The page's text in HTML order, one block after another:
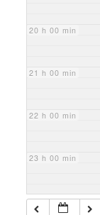
20 h 00 min
21 h 00 min
22 h 00 min
23 h 00 min